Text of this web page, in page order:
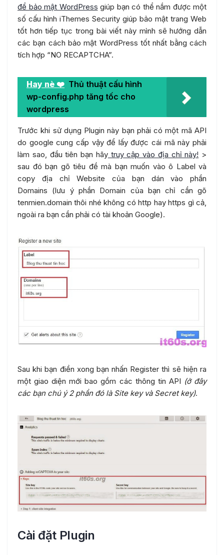
để bảo mật WordPress giúp bạn có thể nắm được một
số cấu hình iThemes Security giúp bảo mật trang Web
tốt hơn tiếp tục trong bài viết này mình sẽ hướng dẫn
các bạn cách bảo mật WordPress tốt nhất bằng cách
tích hợp “NO RECAPTCHA”.
Hay nè ❤️ Thủ thuật cấu hình
wp-config.php tăng tốc cho
wordpress
Trước khi sử dụng Plugin này bạn phải có một mã API
do google cung cấp vậy để lấy được cái mã này phải
làm sao, đầu tiên bạn hãytruy cập vào địa chỉ này! >
sau đó bạn gõ tiêu đề mà bạn muốn vào ô Label và
copy địa chỉ Website của bạn dán vào phần
Domains (lưu ý phần Domain của bạn chỉ cần gõ
tenmien.domain thôi nhé không có http hay https gì cả,
ngoài ra bạn cần phải có tài khoản Google).
Sau khi bạn điền xong bạn nhấn Register thì sẽ hiện ra
một giao diện mới bao gồm các thông tin API (ở đây
các bạn chú ý 2 phần đó là Site key và Secret key).
Cài đặt Plugin